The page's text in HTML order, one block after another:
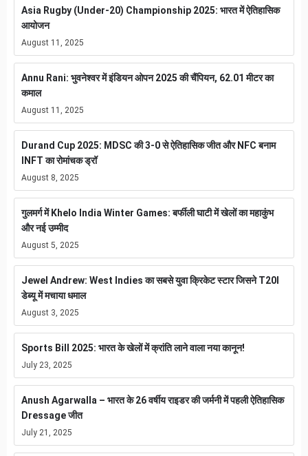
Asia Rugby (Under-20) Championship 2025: भारत में ऐतिहासिक
आयोजन
August 11, 2025
Annu Rani: भुवनेश्वर में इंडियन ओपन 2025 की चैंपियन, 62.01 मीटर का
कमाल
August 11, 2025
Durand Cup 2025: MDSC की 3-0 से ऐतिहासिक जीत और NFC बनाम
INFT का रोमांचक ड्रॉ
August 8, 2025
गुलमर्ग में Khelo India Winter Games: बर्फीली घाटी में खेलों का महाकुंभ
और नई उम्मीद
August 5, 2025
Jewel Andrew: West Indies का सबसे युवा क्रिकेट स्टार जिसने T20I
डेब्यू में मचाया धमाल
August 3, 2025
Sports Bill 2025: भारत के खेलों में क्रांति लाने वाला नया कानून!
July 23, 2025
Anush Agarwalla – भारत के 26 वर्षीय राइडर की जर्मनी में पहली ऐतिहासिक
Dressage जीत
July 21, 2025